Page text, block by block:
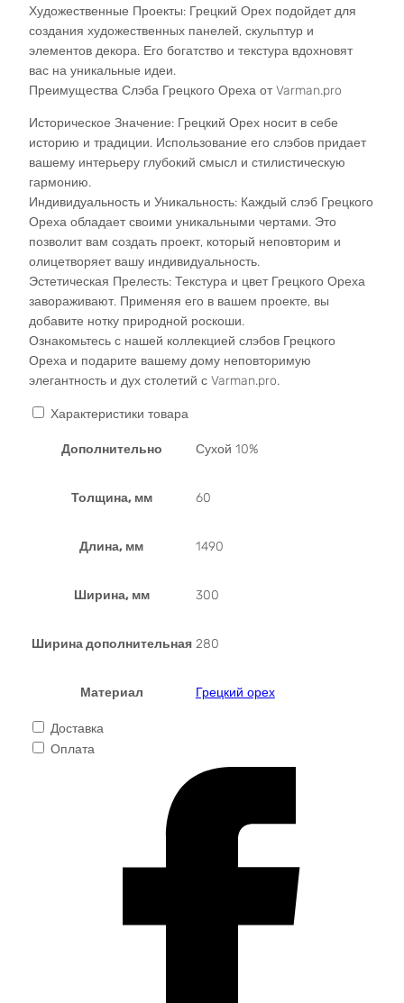
Художественные Проекты: Грецкий Орех подойдет для
создания художественных панелей, скульптур и
элементов декора. Его богатство и текстура вдохновят
вас на уникальные идеи.
Преимущества Слэба Грецкого Ореха от Varman.pro
Историческое Значение: Грецкий Орех носит в себе
историю и традиции. Использование его слэбов придает
вашему интерьеру глубокий смысл и стилистическую
гармонию.
Индивидуальность и Уникальность: Каждый слэб Грецкого
Ореха обладает своими уникальными чертами. Это
позволит вам создать проект, который неповторим и
олицетворяет вашу индивидуальность.
Эстетическая Прелесть: Текстура и цвет Грецкого Ореха
завораживают. Применяя его в вашем проекте, вы
добавите нотку природной роскоши.
Ознакомьтесь с нашей коллекцией слэбов Грецкого
Ореха и подарите вашему дому неповторимую
элегантность и дух столетий с Varman.pro.
Характеристики товара
Дополнительно Сухой 10%
Толщина, мм 60
Длина, мм 1490
Ширина, мм 300
Ширина дополнительная 280
Материал Грецкий орех
Доставка
Оплата